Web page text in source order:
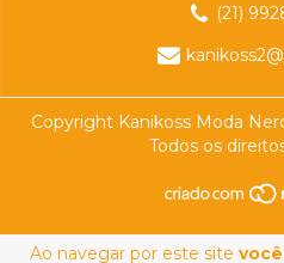
Ao navegar por este site
(21)
Copyright Kanikoss Moda
Todos os